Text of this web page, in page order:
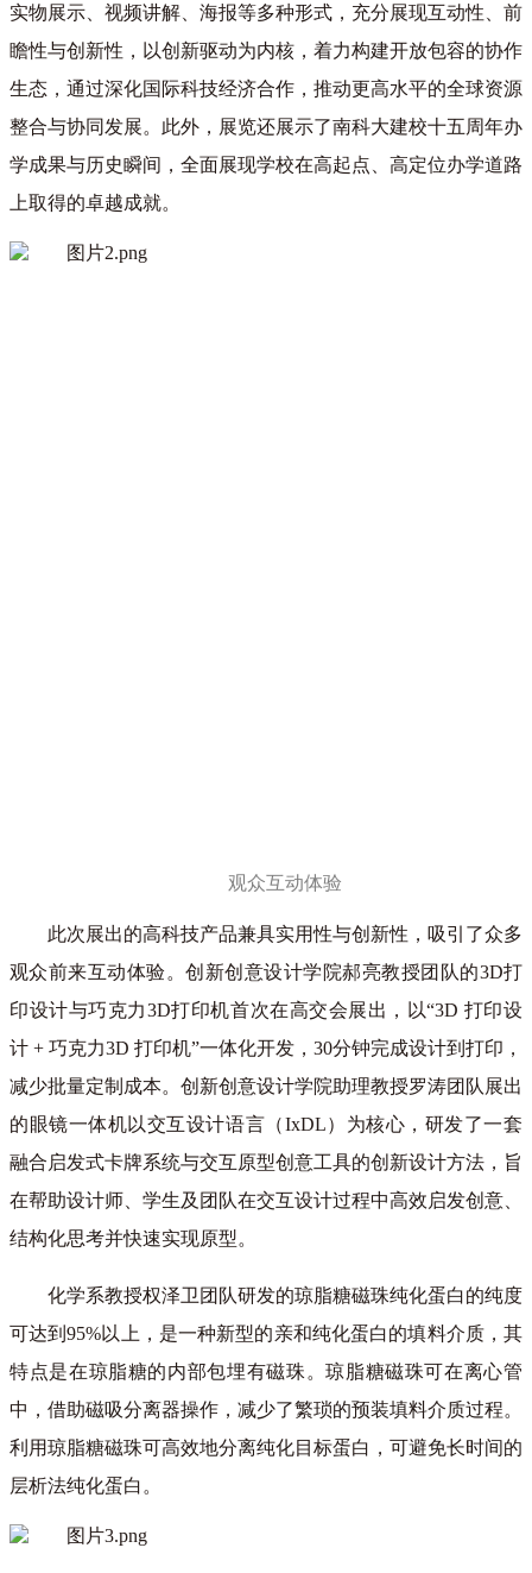
实物展示、视频讲解、海报等多种形式，充分展现互动性、前
瞻性与创新性，以创新驱动为内核，着力构建开放包容的协作
生态，通过深化国际科技经济合作，推动更高水平的全球资源
整合与协同发展。此外，展览还展示了南科大建校十五周年办
学成果与历史瞬间，全面展现学校在高起点、高定位办学道路
上取得的卓越成就。
观众互动体验
此次展出的高科技产品兼具实用性与创新性，吸引了众多
观众前来互动体验。创新创意设计学院郝亮教授团队的3D打
印设计与巧克力3D打印机首次在高交会展出，以“3D 打印设
计 + 巧克力3D 打印机”一体化开发，30分钟完成设计到打印，
减少批量定制成本。创新创意设计学院助理教授罗涛团队展出
的眼镜一体机以交互设计语言（IxDL）为核心，研发了一套
融合启发式卡牌系统与交互原型创意工具的创新设计方法，旨
在帮助设计师、学生及团队在交互设计过程中高效启发创意、
结构化思考并快速实现原型。
化学系教授权泽卫团队研发的琼脂糖磁珠纯化蛋白的纯度
可达到95%以上，是一种新型的亲和纯化蛋白的填料介质，其
特点是在琼脂糖的内部包埋有磁珠。琼脂糖磁珠可在离心管
中，借助磁吸分离器操作，减少了繁琐的预装填料介质过程。
利用琼脂糖磁珠可高效地分离纯化目标蛋白，可避免长时间的
层析法纯化蛋白。